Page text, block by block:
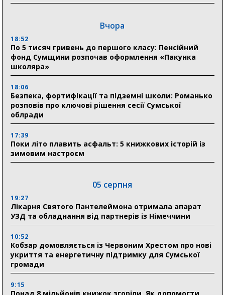
Вчора
18:52
По 5 тисяч гривень до першого класу: Пенсійний
фонд Сумщини розпочав оформлення «Пакунка
школяра»
18:06
Безпека, фортифікації та підземні школи: Романько
розповів про ключові рішення сесії Сумської
облради
17:39
Поки літо плавить асфальт: 5 книжкових історій із
зимовим настроєм
05 серпня
19:27
Лікарня Святого Пантелеймона отримала апарат
УЗД та обладнання від партнерів із Німеччини
10:52
Кобзар домовляється із Червоним Хрестом про нові
укриття та енергетичну підтримку для Сумської
громади
9:15